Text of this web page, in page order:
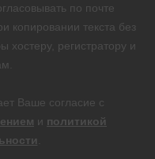
по почте
копировании текста без
хостеру, регистратору и
Ваше согласие с
и политикой